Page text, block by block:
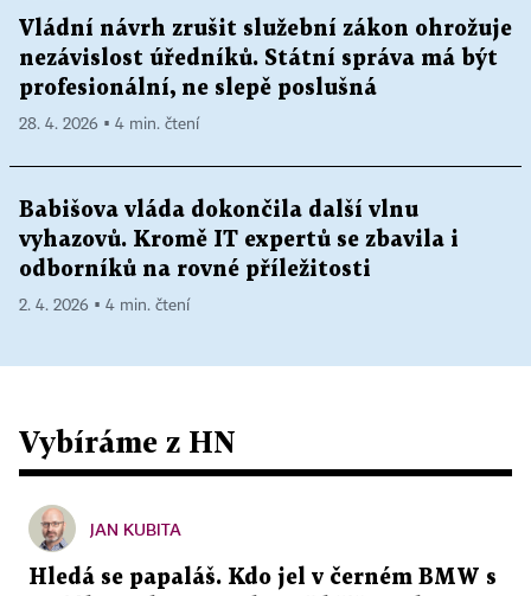
Vládní návrh zrušit služební zákon ohrožuje
nezávislost úředníků. Státní správa má být
profesionální, ne slepě poslušná
28. 4. 2026 ▪ 4 min. čtení
Babišova vláda dokončila další vlnu
vyhazovů. Kromě IT expertů se zbavila i
odborníků na rovné příležitosti
2. 4. 2026 ▪ 4 min. čtení
Vybíráme z HN
JAN KUBITA
Hledá se papaláš. Kdo jel v černém BMW s